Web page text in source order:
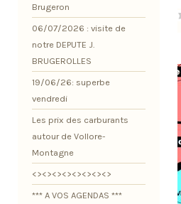
Brugeron
06/07/2026 : visite de
notre DEPUTE J.
BRUGEROLLES
19/06/26: superbe
vendredi
Les prix des carburants
autour de Vollore-
Montagne
<><><><><><><><>
*** A VOS AGENDAS ***